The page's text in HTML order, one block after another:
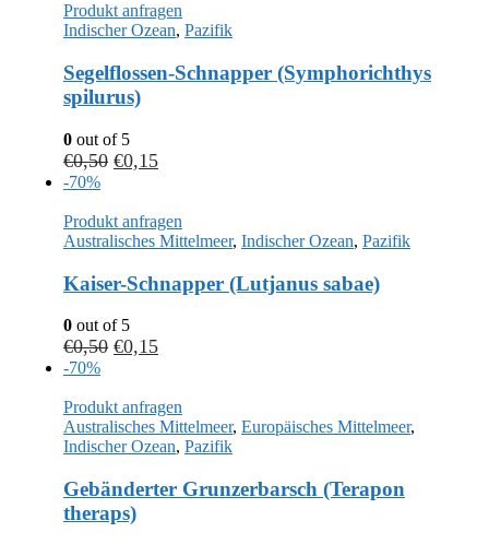
Produkt anfragen
Indischer Ozean, Pazifik
Segelflossen-Schnapper (Symphorichthys
spilurus)
0 out of 5
€0,50 €0,15
-70%
Produkt anfragen
Australisches Mittelmeer, Indischer Ozean, Pazifik
Kaiser-Schnapper (Lutjanus sabae)
0 out of 5
€0,50 €0,15
-70%
Produkt anfragen
Australisches Mittelmeer, Europäisches Mittelmeer,
Indischer Ozean, Pazifik
Gebänderter Grunzerbarsch (Terapon
theraps)